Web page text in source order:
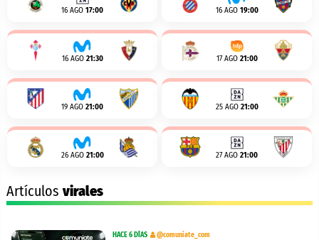
16 AGO 17:00 16 AGO 19:00
16 AGO 21:30 17 AGO 21:00
19 AGO 21:00 25 AGO 21:00
26 AGO 21:00 27 AGO 21:00
Artículosvirales
HACE 6 DÍAS @comuniate_com